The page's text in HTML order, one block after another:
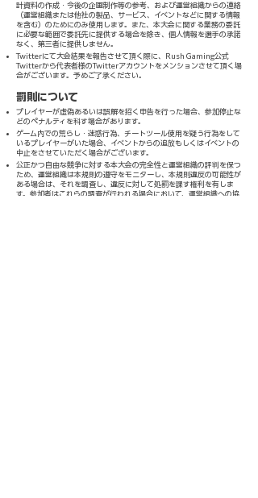
計資料の作成・今後の企画制作等の参考、および運営組織からの連絡
（運営組織または他社の製品、サービス、イベントなどに関する情報
を含む）のためにのみ使用します。また、本大会に関する業務の委託
に必要な範囲で委託先に提供する場合を除き、個人情報を選手の承諾
なく、第三者に提供しません。
Twitterにて大会結果を報告させて頂く際に、Rush Gaming公式
Twitterから代表者様のTwitterアカウントをメンションさせて頂く場
合がございます。予めご了承ください。
罰則について
プレイヤーが虚偽あるいは誤解を招く申告を行った場合、参加停止な
どのペナルティを科す場合があります。
ゲーム内での荒らし・迷惑行為、チートツール使用を疑う行為をして
いるプレイヤーがいた場合、イベントからの追放もしくはイベントの
中止をさせていただく場合がございます。
公正かつ自由な競争に対する本大会の完全性と運営組織の評判を保つ
ため、運営組織は本規則の遵守をモニターし、本規則違反の可能性が
ある場合は、それを調査し、違反に対して処罰を課す権利を有しま
す。参加者はこれらの調査が行われる場合において、運営組織への協